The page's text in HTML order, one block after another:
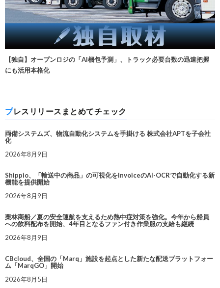
【独自】オープンロジの「AI梱包予測」、トラック必要台数の迅速把握
にも活用本格化
プレスリリースまとめてチェック
両備システムズ、物流自動化システムを手掛ける 株式会社APTを子会社
化
2026年8月9日
Shippio、「輸送中の商品」の可視化をInvoiceのAI-OCRで自動化する新
機能を提供開始
2026年8月9日
栗林商船／夏の安全運航を支えるため熱中症対策を強化。今年から船員
への飲料配布を開始、4年目となるファン付き作業服の支給も継続
2026年8月9日
CBcloud、全国の「Marq」施設を起点とした新たな配送プラットフォー
ム「MarqGO」開始
2026年8月5日